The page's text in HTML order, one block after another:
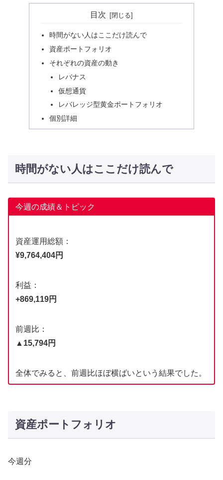
目次
時間がない人はここだけ読んで
資産ポートフォリオ
それぞれの資産の動き
レバナス
仮想通貨
レバレッジ型黄金ポートフォリオ
個別詳細
時間がない人はここだけ読んで
今週の成績＆トピック
資産運用総額：
¥9,764,404円
利益：
+869,119円
前週比：
▲15,794円
全体でみると、前週比ほぼ横ばいという結果でした。
資産ポートフォリオ
今週分